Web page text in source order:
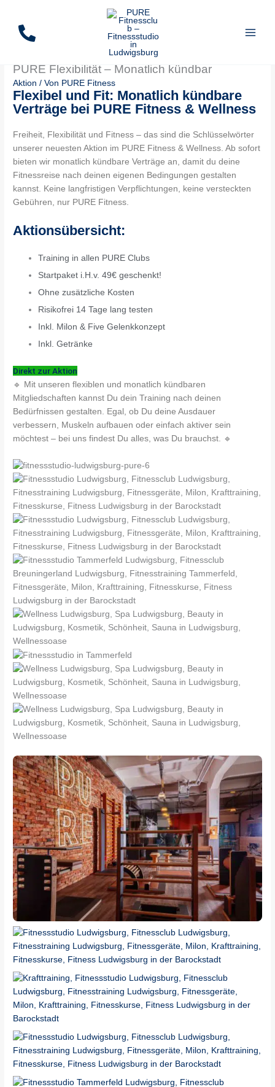
springen
PURE Flexibilität – Monatlich kündbar
Aktion / Von PURE Fitness
Flexibel und Fit: Monatlich kündbare
Verträge bei PURE Fitness & Wellness
Freiheit, Flexibilität und Fitness – das sind die Schlüsselwörter
unserer neuesten Aktion im PURE Fitness & Wellness. Ab sofort
bieten wir monatlich kündbare Verträge an, damit du deine
Fitnessreise nach deinen eigenen Bedingungen gestalten
kannst. Keine langfristigen Verpflichtungen, keine versteckten
Gebühren, nur PURE Fitness.
Aktionsübersicht:
Training in allen PURE Clubs
Startpaket i.H.v. 49€ geschenkt!
Ohne zusätzliche Kosten
Risikofrei 14 Tage lang testen
Inkl. Milon & Five Gelenkkonzept
Inkl. Getränke
Direkt zur Aktion
🔹 Mit unseren flexiblen und monatlich kündbaren
Mitgliedschaften kannst Du dein Training nach deinen
Bedürfnissen gestalten. Egal, ob Du deine Ausdauer
verbessern, Muskeln aufbauen oder einfach aktiver sein
möchtest – bei uns findest Du alles, was Du brauchst. 🔹